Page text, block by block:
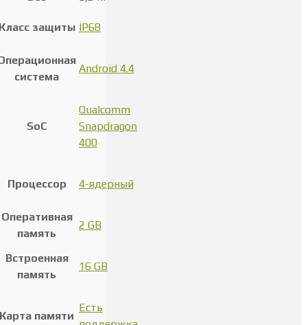
защиты IP68
система
Android 4.4
SoC
Qualcomm
Snapdragon
400
Процессор 4-ядерный
Оперативная
память
2 GB
Встроенная
память
16 GB
Карта памяти
Есть